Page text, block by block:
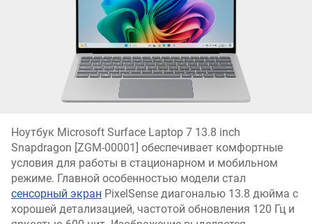
Ноутбук Microsoft Surface Laptop 7 13.8 inch
Snapdragon [ZGM-00001] обеспечивает комфортные
условия для работы в стационарном и мобильном
режиме. Главной особенностью модели стал
сенсорный экран PixelSense диагональю 13.8 дюйма с
хорошей детализацией, частотой обновления 120 Гц и